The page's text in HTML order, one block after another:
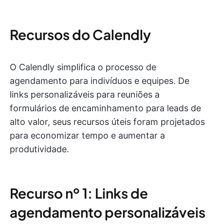
Recursos do Calendly
O Calendly simplifica o processo de
agendamento para indivíduos e equipes. De
links personalizáveis para reuniões a
formulários de encaminhamento para leads de
alto valor, seus recursos úteis foram projetados
para economizar tempo e aumentar a
produtividade.
Recurso nº 1: Links de
agendamento personalizáveis